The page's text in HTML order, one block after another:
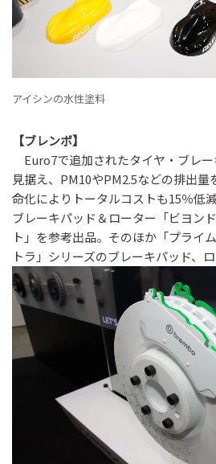
アイシンの水性塗料
【ブレンボ】
Euro7で追加されたタイヤ・ブレ
見据え、PM10やPM2.5などの排出量
命化によりトータルコストも15％低
ブレーキパッド＆ローター「ビヨン
ト」を参考出品。そのほか「プライ
トラ」シリーズのブレーキパッド、